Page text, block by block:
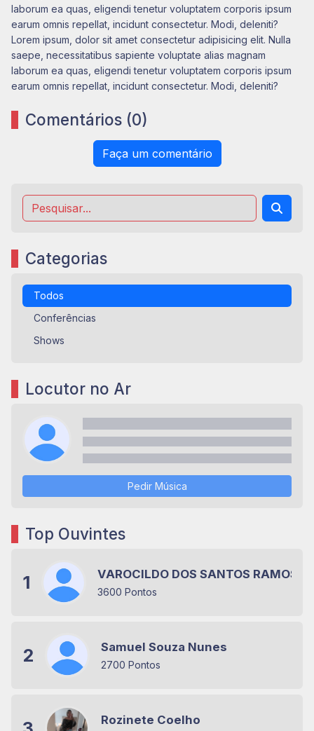
laborum ea quas, eligendi tenetur voluptatem corporis ipsum
earum omnis repellat, incidunt consectetur. Modi, deleniti?
Lorem ipsum, dolor sit amet consectetur adipisicing elit. Nulla
saepe, necessitatibus sapiente voluptate alias magnam
laborum ea quas, eligendi tenetur voluptatem corporis ipsum
earum omnis repellat, incidunt consectetur. Modi, deleniti?
Comentários (0)
Faça um comentário
Categorias
Todos
Conferências
Shows
Locutor no Ar
Pedir Música
Top Ouvintes
1 VAROCILDO DOS SANTOS RAMOS
3600 Pontos
2 Samuel Souza Nunes
2700 Pontos
Rozinete Coelho